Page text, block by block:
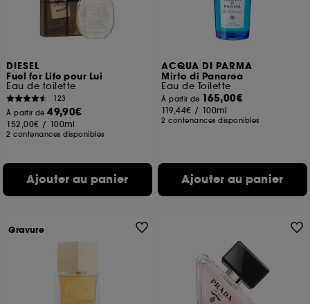
DIESEL
Fuel for Life pour Lui
Eau de toilette
123
À partir de49,90€
152,00€ / 100ml
2 contenances disponibles
Ajouter au panier
ACQUA DI PARMA
Mirto di Panarea
Eau de Toilette
À partir de 165,00€
119,44€ / 100ml
2 contenances disponibles
Ajouter au panier
Gravure